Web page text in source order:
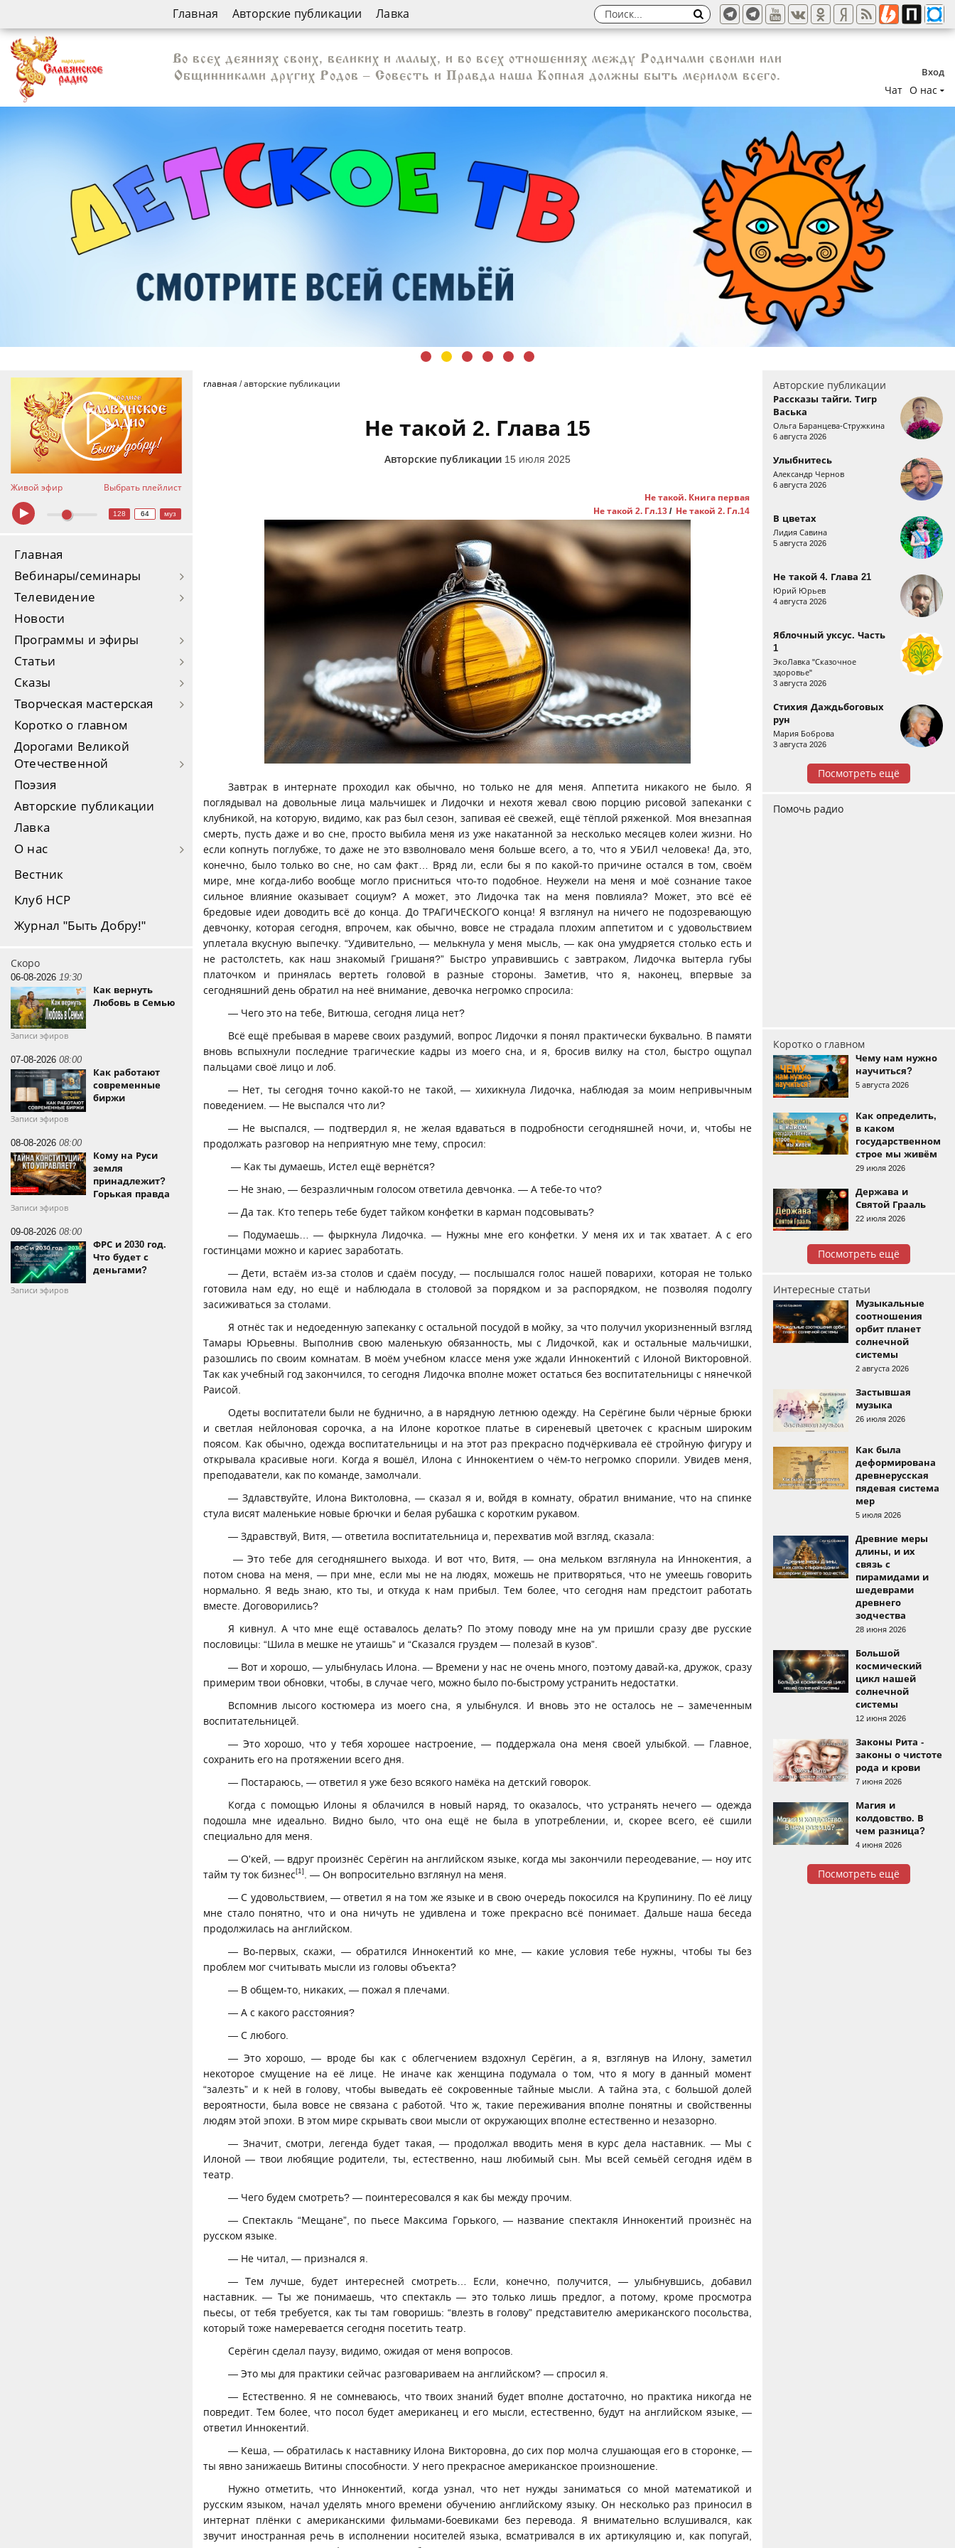
Главная Авторские публикации Лавка
Вход
Чат О нас
Во всех деяниях своих, великих и малых, и во всех отношениях между Родичами своими или
Общинниками других Родов – Совесть и Правда наша Копная должны быть мерилом всего.
Живой эфир Выбрать плейлист
128 64 муз
Главная
Вебинары/семинары
Телевидение
Новости
Программы и эфиры
Статьи
Сказы
Творческая мастерская
Коротко о главном
Дорогами Великой
Отечественной
Поэзия
Авторские публикации
Лавка
О нас
Вестник
Клуб НСР
Журнал "Быть Добру!"
Скоро
06-08-2026 19:30
Как вернуть
Любовь в Семью
Записи эфиров
07-08-2026 08:00
Как работают
современные
биржи
Записи эфиров
08-08-2026 08:00
Кому на Руси
земля
принадлежит?
Горькая правда
Записи эфиров
09-08-2026 08:00
ФРС и 2030 год.
Что будет с
деньгами?
Записи эфиров
главная /авторские публикации
Не такой 2. Глава 15
Авторские публикации 15 июля 2025
Не такой. Книга первая
Не такой 2. Гл.13 / Не такой 2. Гл.14
Завтрак в интернате проходил как обычно, но только не для меня. Аппетита никакого не было. Я
поглядывал на довольные лица мальчишек и Лидочки и нехотя жевал свою порцию рисовой запеканки с
клубникой, на которую, видимо, как раз был сезон, запивая её свежей, ещё тёплой ряженкой. Моя внезапная
смерть, пусть даже и во сне, просто выбила меня из уже накатанной за несколько месяцев колеи жизни. Но
если копнуть поглубже, то даже не это взволновало меня больше всего, а то, что я УБИЛ человека! Да, это,
конечно, было только во сне, но сам факт… Вряд ли, если бы я по какой-то причине остался в том, своём
мире, мне когда-либо вообще могло присниться что-то подобное. Неужели на меня и моё сознание такое
сильное влияние оказывает социум? А может, это Лидочка так на меня повлияла? Может, это всё её
бредовые идеи доводить всё до конца. До ТРАГИЧЕСКОГО конца! Я взглянул на ничего не подозревающую
девчонку, которая сегодня, впрочем, как обычно, вовсе не страдала плохим аппетитом и с удовольствием
уплетала вкусную выпечку. “Удивительно, — мелькнула у меня мысль, — как она умудряется столько есть и
не растолстеть, как наш знакомый Гришаня?” Быстро управившись с завтраком, Лидочка вытерла губы
платочком и принялась вертеть головой в разные стороны. Заметив, что я, наконец, впервые за
сегодняшний день обратил на неё внимание, девочка негромко спросила:
— Чего это на тебе, Витюша, сегодня лица нет?
Всё ещё пребывая в мареве своих раздумий, вопрос Лидочки я понял практически буквально. В памяти
вновь вспыхнули последние трагические кадры из моего сна, и я, бросив вилку на стол, быстро ощупал
пальцами своё лицо и лоб.
— Нет, ты сегодня точно какой-то не такой, — хихикнула Лидочка, наблюдая за моим непривычным
поведением. — Не выспался что ли?
— Не выспался, — подтвердил я, не желая вдаваться в подробности сегодняшней ночи, и, чтобы не
продолжать разговор на неприятную мне тему, спросил:
— Как ты думаешь, Истел ещё вернётся?
— Не знаю, — безразличным голосом ответила девчонка. — А тебе-то что?
— Да так. Кто теперь тебе будет тайком конфетки в карман подсовывать?
— Подумаешь… — фыркнула Лидочка. — Нужны мне его конфетки. У меня их и так хватает. А с его
гостинцами можно и кариес заработать.
— Дети, встаём из-за столов и сдаём посуду, — послышался голос нашей поварихи, которая не только
готовила нам еду, но ещё и наблюдала в столовой за порядком и за распорядком, не позволяя подолгу
засиживаться за столами.
Я отнёс так и недоеденную запеканку с остальной посудой в мойку, за что получил укоризненный взгляд
Тамары Юрьевны. Выполнив свою маленькую обязанность, мы с Лидочкой, как и остальные мальчишки,
разошлись по своим комнатам. В моём учебном классе меня уже ждали Иннокентий с Илоной Викторовной.
Так как учебный год закончился, то сегодня Лидочка вполне может остаться без воспитательницы с нянечкой
Раисой.
Одеты воспитатели были не буднично, а в нарядную летнюю одежду. На Серёгине были чёрные брюки
и светлая нейлоновая сорочка, а на Илоне короткое платье в сиреневый цветочек с красным широким
поясом. Как обычно, одежда воспитательницы и на этот раз прекрасно подчёркивала её стройную фигуру и
открывала красивые ноги. Когда я вошёл, Илона с Иннокентием о чём-то негромко спорили. Увидев меня,
преподаватели, как по команде, замолчали.
— Здлавствуйте, Илона Виктоловна, — сказал я и, войдя в комнату, обратил внимание, что на спинке
стула висят маленькие новые брючки и белая рубашка с коротким рукавом.
— Здравствуй, Витя, — ответила воспитательница и, перехватив мой взгляд, сказала:
— Это тебе для сегодняшнего выхода. И вот что, Витя, — она мельком взглянула на Иннокентия, а
потом снова на меня, — при мне, если мы не на людях, можешь не притворяться, что не умеешь говорить
нормально. Я ведь знаю, кто ты, и откуда к нам прибыл. Тем более, что сегодня нам предстоит работать
вместе. Договорились?
Я кивнул. А что мне ещё оставалось делать? По этому поводу мне на ум пришли сразу две русские
пословицы: “Шила в мешке не утаишь” и “Сказался груздем — полезай в кузов”.
— Вот и хорошо, — улыбнулась Илона. — Времени у нас не очень много, поэтому давай-ка, дружок, сразу
примерим твои обновки, чтобы, в случае чего, можно было по-быстрому устранить недостатки.
Вспомнив лысого костюмера из моего сна, я улыбнулся. И вновь это не осталось не – замеченным
воспитательницей.
— Это хорошо, что у тебя хорошее настроение, — поддержала она меня своей улыбкой. — Главное,
сохранить его на протяжении всего дня.
— Постараюсь, — ответил я уже безо всякого намёка на детский говорок.
Когда с помощью Илоны я облачился в новый наряд, то оказалось, что устранять нечего — одежда
подошла мне идеально. Видно было, что она ещё не была в употреблении, и, скорее всего, её сшили
специально для меня.
— О'кей, — вдруг произнёс Серёгин на английском языке, когда мы закончили переодевание, — ноу итс
тайм ту ток бизнес[1]
. — Он вопросительно взглянул на меня.
— С удовольствием, — ответил я на том же языке и в свою очередь покосился на Крупинину. По её лицу
мне стало понятно, что и она ничуть не удивлена и тоже прекрасно всё понимает. Дальше наша беседа
продолжилась на английском.
— Во-первых, скажи, — обратился Иннокентий ко мне, — какие условия тебе нужны, чтобы ты без
проблем мог считывать мысли из головы объекта?
— В общем-то, никаких, — пожал я плечами.
— А с какого расстояния?
— С любого.
— Это хорошо, — вроде бы как с облегчением вздохнул Серёгин, а я, взглянув на Илону, заметил
некоторое смущение на её лице. Не иначе как женщина подумала о том, что я могу в данный момент
“залезть” и к ней в голову, чтобы выведать её сокровенные тайные мысли. А тайна эта, с большой долей
вероятности, была вовсе не связана с работой. Что ж, такие переживания вполне понятны и свойственны
людям этой эпохи. В этом мире скрывать свои мысли от окружающих вполне естественно и незазорно.
— Значит, смотри, легенда будет такая, — продолжал вводить меня в курс дела наставник. — Мы с
Илоной — твои любящие родители, ты, естественно, наш любимый сын. Мы всей семьёй сегодня идём в
театр.
— Чего будем смотреть? — поинтересовался я как бы между прочим.
— Спектакль “Мещане”, по пьесе Максима Горького, — название спектакля Иннокентий произнёс на
русском языке.
— Не читал, — признался я.
— Тем лучше, будет интересней смотреть… Если, конечно, получится, — улыбнувшись, добавил
наставник. — Ты же понимаешь, что спектакль — это только лишь предлог, а потому, кроме просмотра
пьесы, от тебя требуется, как ты там говоришь: “влезть в голову” представителю американского посольства,
который тоже намеревается сегодня посетить театр.
Серёгин сделал паузу, видимо, ожидая от меня вопросов.
— Это мы для практики сейчас разговариваем на английском? — спросил я.
— Естественно. Я не сомневаюсь, что твоих знаний будет вполне достаточно, но практика никогда не
повредит. Тем более, что посол будет американец и его мысли, естественно, будут на английском языке, —
ответил Иннокентий.
— Кеша, — обратилась к наставнику Илона Викторовна, до сих пор молча слушающая его в сторонке, —
ты явно занижаешь Витины способности. У него прекрасное американское произношение.
Нужно отметить, что Иннокентий, когда узнал, что нет нужды заниматься со мной математикой и
русским языком, начал уделять много времени обучению английскому языку. Он несколько раз приносил в
интернат плёнки с американскими фильмами-боевиками без перевода. Я внимательно вслушивался, как
звучит иностранная речь в исполнении носителей языка, всматривался в их артикуляцию и, как попугай,
Авторские публикации
Рассказы тайги. Тигр
Васька
Ольга Баранцева-Стружкина
6 августа 2026
Улыбнитесь
Александр Чернов
6 августа 2026
В цветах
Лидия Савина
5 августа 2026
Не такой 4. Глава 21
Юрий Юрьев
4 августа 2026
Яблочный уксус. Часть
1
ЭкоЛавка "Сказочное
здоровье"
3 августа 2026
Стихия Даждьбоговых
рун
Мария Боброва
3 августа 2026
Посмотреть ещё
Помочь радио
Коротко о главном
Чему нам нужно
научиться?
5 августа 2026
Как определить,
в каком
государственном
строе мы живём
29 июля 2026
Держава и
Святой Грааль
22 июля 2026
Посмотреть ещё
Интересные статьи
Музыкальные
соотношения
орбит планет
солнечной
системы
2 августа 2026
Застывшая
музыка
26 июля 2026
Как была
деформирована
древнерусская
пядевая система
мер
5 июля 2026
Древние меры
длины, и их
связь с
пирамидами и
шедеврами
древнего
зодчества
28 июня 2026
Большой
космический
цикл нашей
солнечной
системы
12 июня 2026
Законы Рита -
законы о чистоте
рода и крови
7 июня 2026
Магия и
колдовство. В
чем разница?
4 июня 2026
Посмотреть ещё